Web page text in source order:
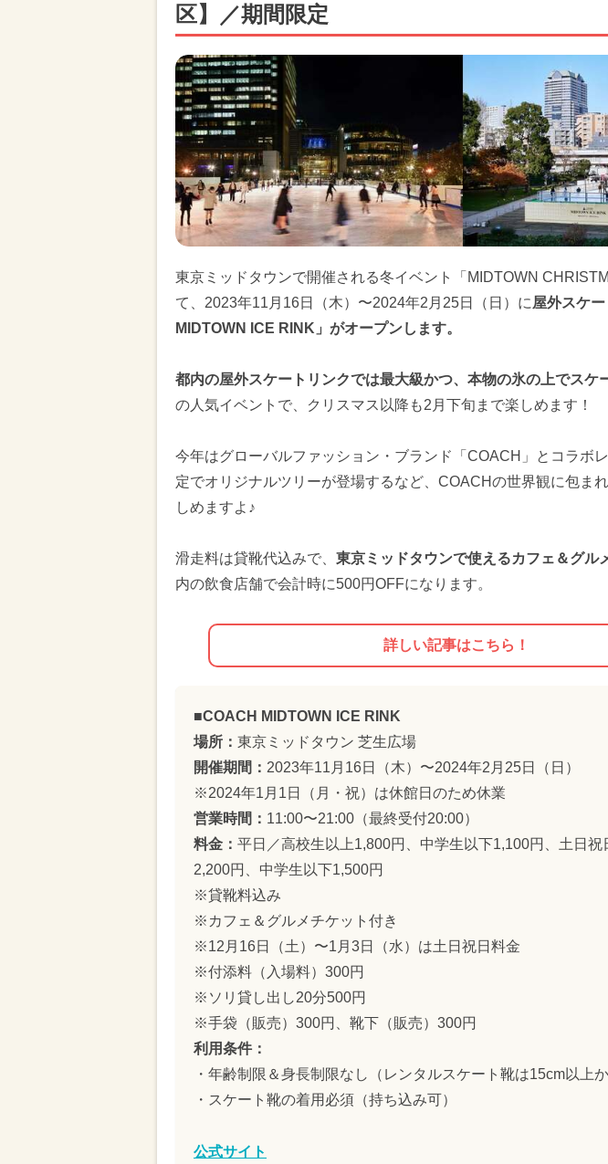
区】／期間限定
東京ミッドタウンで開催される冬イベント「MIDTOWN
て、2023年11月16日（木）〜2024年2月25日（日）に屋外スケ
MIDTOWN ICE RINK」がオープンします。
都内の屋外スケートリンクでは最大級かつ、本物の氷の上でスケ
の人気イベントで、クリスマス以降も2月下旬まで楽しめます！
今年はグローバルファッション・ブランド「COACH」とコラボ
定でオリジナルツリーが登場するなど、COACHの世界観に包ま
しめますよ♪
滑走料は貸靴代込みで、 東京ミッドタウンで使えるカフェ＆グル
内の飲食店舗で会計時に500円OFFになります。
詳しい記事はこちら！
■COACH MIDTOWN ICE RINK
場所： 東京ミッドタウン 芝生広場
開催期間： 2023年11月16日（木）〜2024年2月25日（日）
※2024年1月1日（月・祝）は休館日のため休業
営業時間： 11:00〜21:00（最終受付20:00）
料金： 平日／高校生以上1,800円、中学生以下1,100円、土日祝
2,200円、中学生以下1,500円
※貸靴料込み
※カフェ＆グルメチケット付き
※12月16日（土）〜1月3日（水）は土日祝日料金
※付添料（入場料）300円
※ソリ貸し出し20分500円
※手袋（販売）300円、靴下（販売）300円
利用条件：
・年齢制限＆身長制限なし（レンタルスケート靴は15cm以上か
・スケート靴の着用必須（持ち込み可）
公式サイト